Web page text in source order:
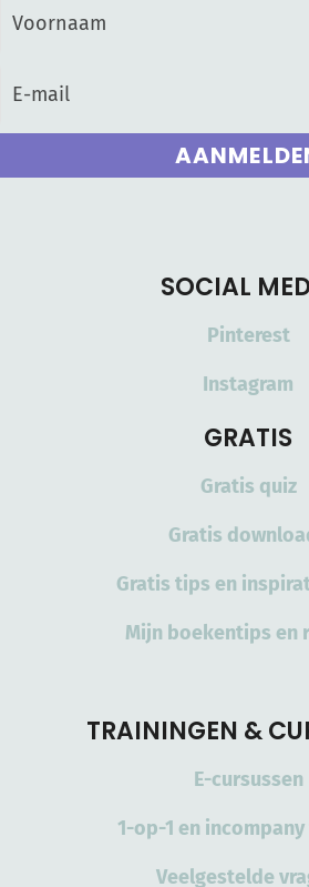
SOCIAL
Pinterest
Instagram
GRATIS
Gratis quiz
Gratis
Gratis tips en
Mijn boekentips en
TRAININGEN &
E-cursussen
1-op-1 en
Veelgestelde